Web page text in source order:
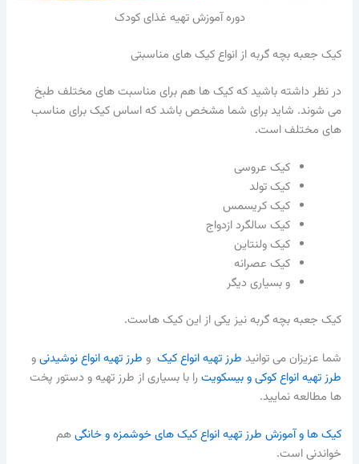
دوره آموزش تهیه غذای کودک
کیک جعبه بچه گربه از انواع کیک های مناسبتی
در نظر داشته باشید که کیک ها هم برای مناسبت های مختلف طبخ
می شوند. شاید برای شما مشخص باشد که اساس کیک برای مناسب
های مختلف است.
کیک عروسی
کیک تولد
کیک کریسمس
کیک سالگرد ازدواج
کیک ولنتاین
کیک عصرانه
و بسیاری دیگر
کیک جعبه بچه گربه نیز یکی از این کیک هاست.
شما عزیزان می توانید طرز تهیه انواع کیک و طرز تهیه انواع نوشیدنیو
طرز تهیه انواع کوکی و بیسکویترا با بسیاری از طرز تهیه و دستور پخت
ها مطالعه نمایید.
کیک ها و آموزش طرز تهیه انواع کیک های خوشمزه و خانگیهم
خواندنی است.